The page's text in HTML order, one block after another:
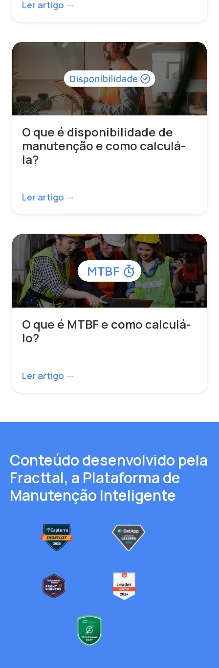
Ler artigo trending_flat
O que é disponibilidade de
manutenção e como calculá-
la?
Ler artigo trending_flat
O que é MTBF e como calculá-
lo?
Ler artigo trending_flat
Conteúdo desenvolvido pela
Fracttal, a Plataforma de
Manutenção Inteligente